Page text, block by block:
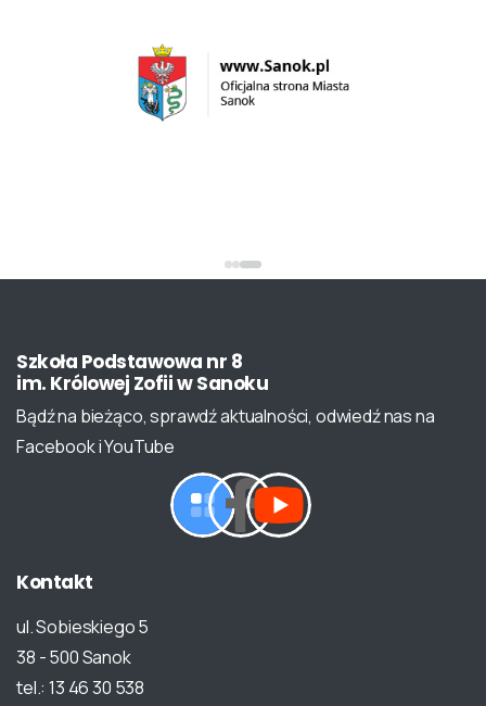
Szkoła Podstawowa nr 8
im. Królowej ZofiiwSanoku
Bądź na bieżąco, sprawdź aktualności, odwiedź nas na
Facebook i YouTube
Kontakt
ul. Sobieskiego 5
38 - 500 Sanok
tel.: 13 46 30 538